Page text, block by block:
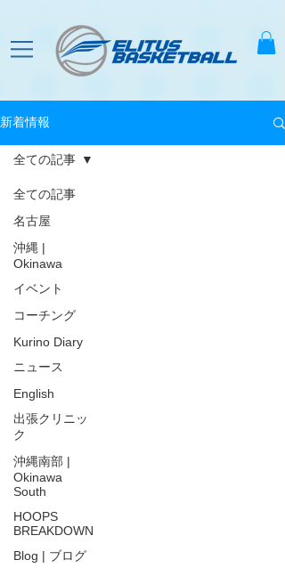
新着情報
全ての記事
名古屋
沖縄 |
Okinawa
イベント
コーチング
Kurino Diary
ニュース
English
出張クリニッ
ク
沖縄南部 |
Okinawa
South
HOOPS
BREAKDOWN
Blog | ブログ
全ての記事